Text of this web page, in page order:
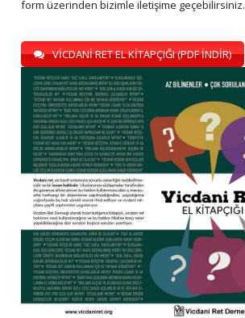
form üzerinden bizimle iletişime geçebilirsiniz.
VİCDANİ RET EL KİTAPÇIĞI (PDF İNDİR)